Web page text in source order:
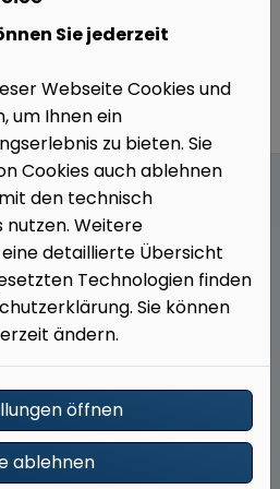
für Sie
und Beratung
wir Ihre Wünsche und
Sie jederzeit
Webseite Cookies und
um Ihnen ein
zu bieten. Sie
Cookies auch ablehnen
den technisch
nutzen. Weitere
detaillierte Übersicht
Technologien finden
Sie können
ändern.
öffnen
ablehnen